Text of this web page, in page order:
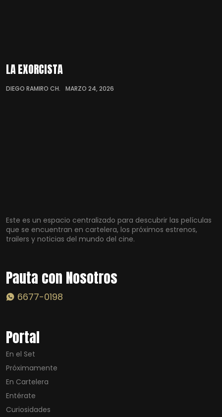
LA EXORCISTA
DIEGO RAMIRO CH. MARZO 24, 2026
Este es un espacio centralizado para descubrir las películas
que se encuentran en cartelera, los próximos estrenos,
trailers y noticias del mundo del cine.
Pauta con Nosotros
6677-0198
Portal
En el Set
Próximamente
En Cartelera
Entérate
Curiosidades